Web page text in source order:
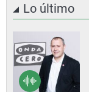
Lo último